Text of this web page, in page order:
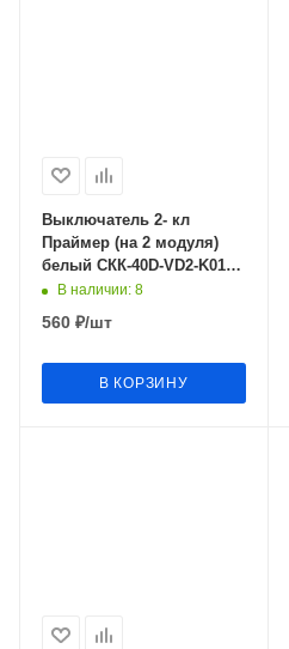
Выключатель 2- кл
Праймер (на 2 модуля)
белый СКК-40D-VD2-K01
IEKВ наличии: 8
560 ₽/шт
В КОРЗИНУ